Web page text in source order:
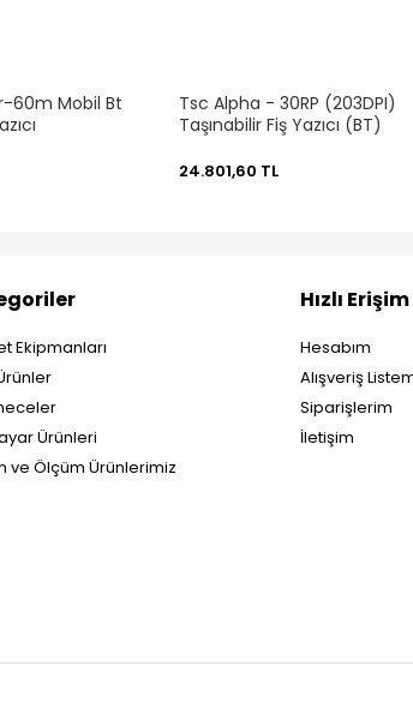
60m Mobil Bt
Tsc Alpha - 30RP (203DPI)
Taşınabilir Fiş Yazıcı (BT)
24.801,60 TL
Ekipmanları
Ürünleri
ve Ölçüm Ürünlerimiz
Hızlı Erişim
Hesabım
Alışveriş
Siparişlerim
İletişim